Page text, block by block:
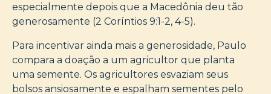
especialmente depois que a Macedônia deu tão
generosamente (2 Coríntios 9:1-2, 4-5).
Para incentivar ainda mais a generosidade, Paulo
compara a doação a um agricultor que planta
uma semente. Os agricultores esvaziam seus
bolsos ansiosamente e espalham sementes pelo